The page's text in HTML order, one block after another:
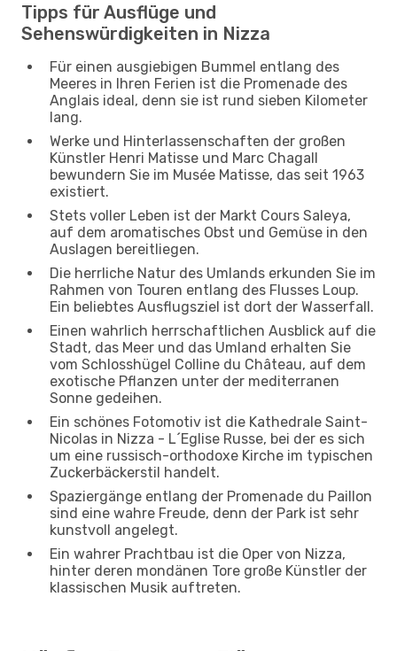
Tipps für Ausflüge und
Sehenswürdigkeiten in Nizza
Für einen ausgiebigen Bummel entlang des
Meeres in Ihren Ferien ist die Promenade des
Anglais ideal, denn sie ist rund sieben Kilometer
lang.
Werke und Hinterlassenschaften der großen
Künstler Henri Matisse und Marc Chagall
bewundern Sie im Musée Matisse, das seit 1963
existiert.
Stets voller Leben ist der Markt Cours Saleya,
auf dem aromatisches Obst und Gemüse in den
Auslagen bereitliegen.
Die herrliche Natur des Umlands erkunden Sie im
Rahmen von Touren entlang des Flusses Loup.
Ein beliebtes Ausflugsziel ist dort der Wasserfall.
Einen wahrlich herrschaftlichen Ausblick auf die
Stadt, das Meer und das Umland erhalten Sie
vom Schlosshügel Colline du Château, auf dem
exotische Pflanzen unter der mediterranen
Sonne gedeihen.
Ein schönes Fotomotiv ist die Kathedrale Saint-
Nicolas in Nizza - L´Eglise Russe, bei der es sich
um eine russisch-orthodoxe Kirche im typischen
Zuckerbäckerstil handelt.
Spaziergänge entlang der Promenade du Paillon
sind eine wahre Freude, denn der Park ist sehr
kunstvoll angelegt.
Ein wahrer Prachtbau ist die Oper von Nizza,
hinter deren mondänen Tore große Künstler der
klassischen Musik auftreten.